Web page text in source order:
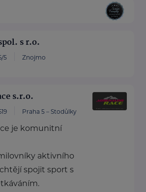
s r.o.
5 Znojmo
s.r.o.
Praha 5 – Stodůlky
je komunitní
aktivního
spojit sport s